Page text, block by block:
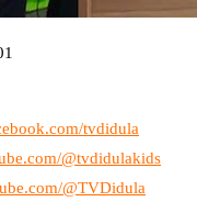
tvdidula
@tvdidulakids
@TVDidula